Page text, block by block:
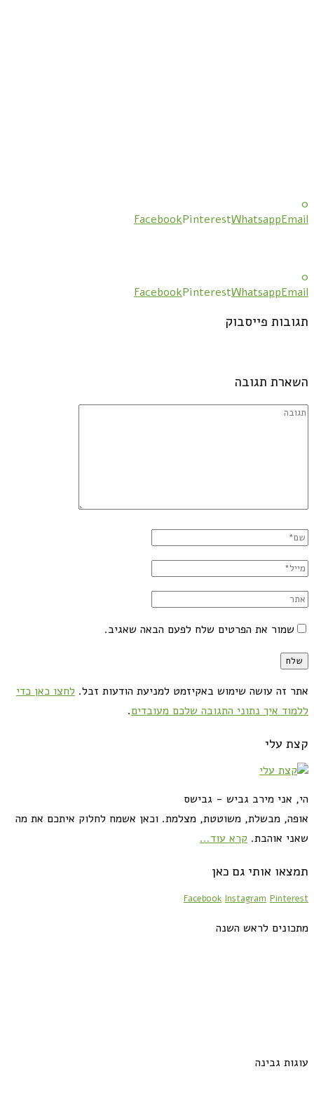
0
FacebookPinterestWhatsappEmail
0
FacebookPinterestWhatsappEmail
תגובות פייסבוק
השארת תגובה
שמור את הפרטים שלח לפעם הבאה שאגיב.
אתר זה עושה שימוש באקיזמט למניעת הודעות זבל. לחצו כאן כדי
ללמוד איך נתוני התגובה שלכם מעובדים.
קצת עלי
הי, אני מירב גביש - גבישס
אופה, מבשלת, משוטטת, מצלמת. וכאן אשמח לחלוק איתכם את מה
שאני אוהבת. קרא עוד...
תמצאו אותי גם כאן
Facebook Instagram Pinterest
מתכונים לראש השנה
עוגות גבינה